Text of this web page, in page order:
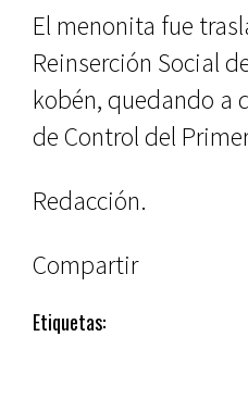
El menonita fue
Reinserción Social
kobén, quedando a
de Control del
Redacción.
Compartir
Etiquetas: